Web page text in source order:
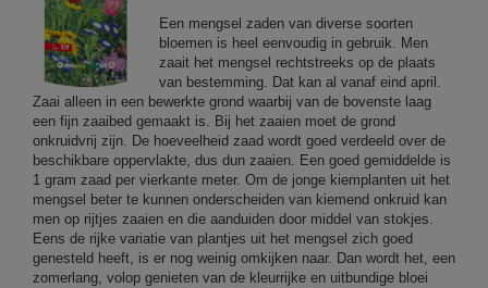
Een mengsel zaden van diverse soorten
bloemen is heel eenvoudig in gebruik. Men
zaait het mengsel rechtstreeks op de plaats
van bestemming. Dat kan al vanaf eind april.
Zaai alleen in een bewerkte grond waarbij van de bovenste laag
een fijn zaaibed gemaakt is. Bij het zaaien moet de grond
onkruidvrij zijn. De hoeveelheid zaad wordt goed verdeeld over de
beschikbare oppervlakte, dus dun zaaien. Een goed gemiddelde is
1 gram zaad per vierkante meter. Om de jonge kiemplanten uit het
mengsel beter te kunnen onderscheiden van kiemend onkruid kan
men op rijtjes zaaien en die aanduiden door middel van stokjes.
Eens de rijke variatie van plantjes uit het mengsel zich goed
genesteld heeft, is er nog weinig omkijken naar. Dan wordt het, een
zomerlang, volop genieten van de kleurrijke en uitbundige bloei